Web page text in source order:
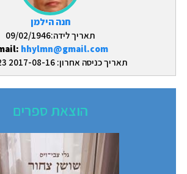
חנה הילמן
תאריך לידה:09/02/1946
hhylmn@gmail.com
תאריך כניסה אחרון: 2017-08-16 10:10:23
הוצאת ספרים